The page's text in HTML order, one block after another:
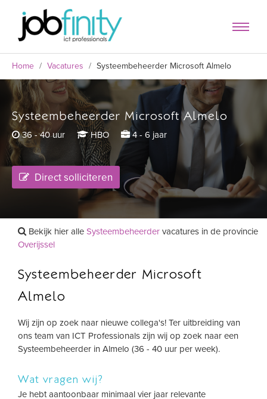
Home / Vacatures / Systeembeheerder Microsoft Almelo
formulier
Systeembeheerder Microsoft Almelo
36 - 40 uur HBO 4 - 6 jaar
Direct solliciteren
Bekijk hier alle Systeembeheerder vacatures in de provincie
Overijssel
Systeembeheerder Microsoft
Almelo
Wij zijn op zoek naar nieuwe collega's! Ter uitbreiding van
ons team van ICT Professionals zijn wij op zoek naar een
Systeembeheerder in Almelo (36 - 40 uur per week).
Wat vragen wij?
Je hebt aantoonbaar minimaal vier jaar relevante